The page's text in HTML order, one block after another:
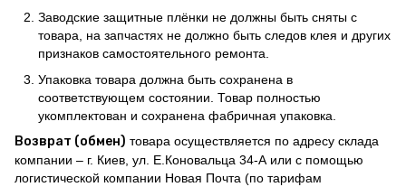
Заводские защитные плёнки не должны быть сняты с
товара, на запчастях не должно быть следов клея и других
признаков самостоятельного ремонта.
Упаковка товара должна быть сохранена в
соответствующем состоянии. Товар полностью
укомплектован и сохранена фабричная упаковка.
Возврат (обмен) товара осуществляется по адресу склада
компании – г. Киев, ул. Е.Коновальца 34-А или с помощью
логистической компании Новая Почта (по тарифам